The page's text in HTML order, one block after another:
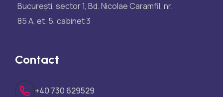
București, sector 1, Bd. Nicolae Caramfil, nr.
85 A, et. 5, cabinet 3
Contact
+40 730 629529